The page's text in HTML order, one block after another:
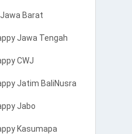
Barat
Jawa Tengah
CWJ
Jatim BaliNusra
Jabo
Kasumapa